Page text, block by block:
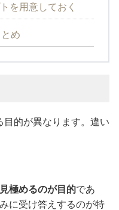
を用意しておく
め
目的が異なります。違い
極めるのが目的であ
に受け答えするのが特